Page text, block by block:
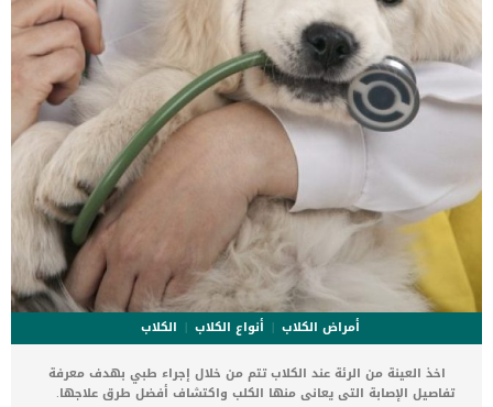
أمراض الكلاب أنواع الكلاب
الكلاب
اخذ العينة من الرئة عند الكلاب تتم من خلال إجراء طبي بهدف معرفة
تفاصيل الإصابة التى يعانى منها الكلب واكتشاف أفضل طرق علاجها.